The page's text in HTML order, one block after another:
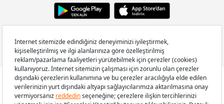
Copyright © 2008-2026 Evidea.com | Tüm hakları saklıdır.